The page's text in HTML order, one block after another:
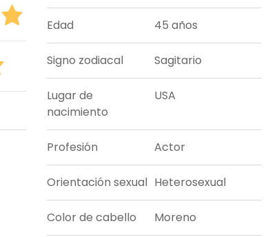
Edad 45 años
Signo zodiacal Sagitario
Lugar de
nacimiento
USA
Profesión Actor
Orientación sexual Heterosexual
Color de cabello Moreno